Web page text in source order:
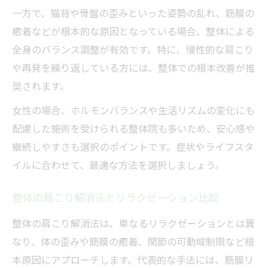
一方で、猫背や骨盤の歪みといった姿勢の乱れ、筋膜の
癒着などが根本的な原因となっている場合、整体による
全身のバランス調整が有効です。特に、慢性的な肩こり
や再発を繰り返している方には、整体での根本改善が推
奨されます。
女性の場合、ホルモンバランスや生活リズムの変化にも
配慮した施術を受けられる整体院も多いため、安心感や
継続しやすさも選択のポイントです。症状やライフスタ
イルに合わせて、最適な方法を選択しましょう。
整体の肩こり解消法とリラクゼーション比較
整体の肩こり解消法は、単なるリラクゼーションとは異
なり、体の歪みや筋膜の癒着、関節の可動域制限など根
本原因にアプローチします。代表的な手法には、筋膜リ